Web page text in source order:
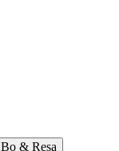
Bo & Resa